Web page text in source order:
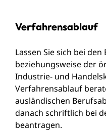
Verfahrensablauf
Lassen Sie sich bei
beziehungsweise der
Industrie- und
Verfahrensablauf
ausländischen
danach schriftlich bei
beantragen.